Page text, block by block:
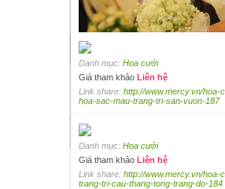
Danh mục: Hoa cưới
Giá tham khảoLiên hệ
cam-tay-calla-tong-mau-pastel-197
Danh mục: Hoa cưới
Giá tham khảoLiên hệ
cam-tay-hong-trang-va-bi-bi-190
Danh mục: Hoa cưới
Giá tham khảo Liên hệ
Link share: http://www.mercy.vn/hoa-
hoa-sac-mau-trang-tri-san-vuon-187
Danh mục: Hoa cưới
Giá tham khảo Liên hệ
Link share: http://www.mercy.vn/hoa-
trang-tri-cau-thang-tong-trang-do-184